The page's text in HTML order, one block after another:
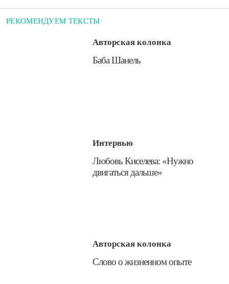
РЕКОМЕНДУЕМ ТЕКСТЫ
Авторская колонка
​Баба Шанель
Интервью
​Любовь Киселева: «Нужно
двигаться дальше»
Авторская колонка
​Слово о жизненном опыте